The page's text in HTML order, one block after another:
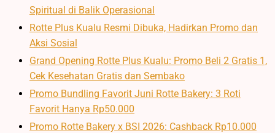
Spiritual di Balik Operasional
Rotte Plus Kualu Resmi Dibuka, Hadirkan Promo dan
Aksi Sosial
Grand Opening Rotte Plus Kualu: Promo Beli 2 Gratis 1,
Cek Kesehatan Gratis dan Sembako
Promo Bundling Favorit Juni Rotte Bakery: 3 Roti
Favorit Hanya Rp50.000
Promo Rotte Bakery x BSI 2026: Cashback Rp10.000